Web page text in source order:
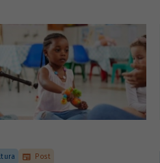
percurso e a importância
Post